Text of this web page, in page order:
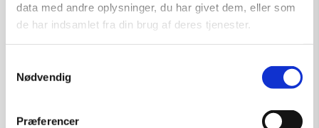
data med andre oplysninger, du har givet dem, eller som
de har indsamlet fra din brug af deres tjenester.
Nødvendig
Præferencer